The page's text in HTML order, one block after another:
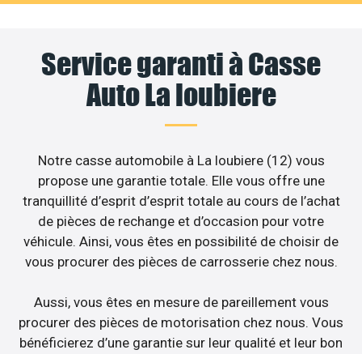
Service garanti à Casse
Auto La loubiere
Notre casse automobile à La loubiere (12) vous
propose une garantie totale. Elle vous offre une
tranquillité d’esprit d’esprit totale au cours de l’achat
de pièces de rechange et d’occasion pour votre
véhicule. Ainsi, vous êtes en possibilité de choisir de
vous procurer des pièces de carrosserie chez nous.
Aussi, vous êtes en mesure de pareillement vous
procurer des pièces de motorisation chez nous. Vous
bénéficierez d’une garantie sur leur qualité et leur bon